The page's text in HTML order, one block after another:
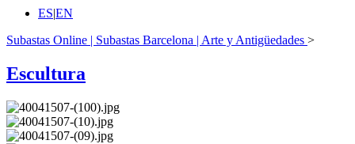
ES|EN
Subastas Online | Subastas Barcelona | Arte y Antigüedades >
Escultura